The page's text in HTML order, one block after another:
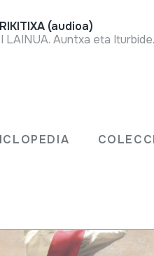
(audioa)
LAINUA. Auntxa eta Iturbide.